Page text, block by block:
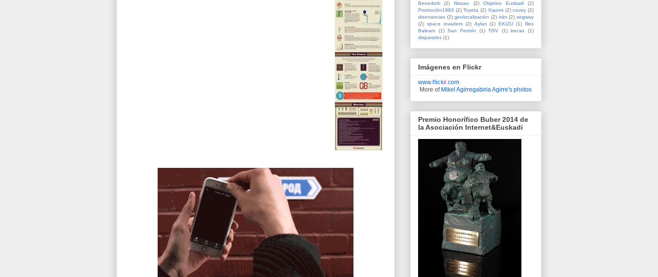
Benedetti
(2) Nissan (2) Objetivo Euskadi
(2)
Promoción1983 (2) Toyota (2) Xiaomi (2) covey (2)
disonancias (2) geolocalización (2) irán (2) segway
(2) space invaders (2) Aylan (1) EKIZU (1)
Illes
Balears
(1) San Fermín (1) TGV (1) becas
(1)
disparates (1)
Imágenes en Flickr
www.flickr .com
More of Mikel Agirregabiria Agirre's photos
Premio Honorífico Buber 2014 de
la Asociación Internet&Euskadi